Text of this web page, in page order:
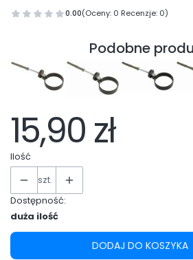
0.00(Oceny: 0 Recenzje: 0)
Podobne
15,90 zł
Ilość
szt.
Dostępność:
duża ilość
DODAJ DO KOSZYKA